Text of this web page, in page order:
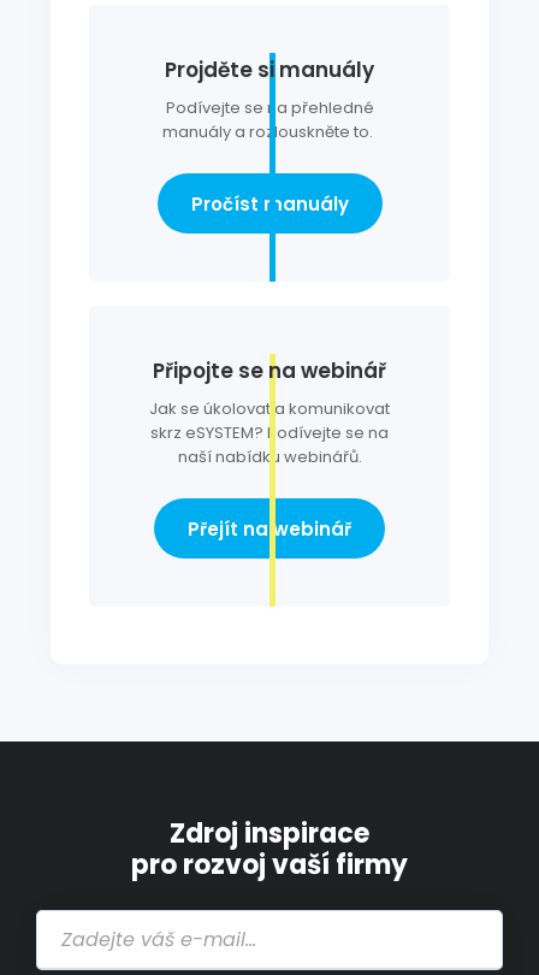
Projděte si manuály
Podívejte se na přehledné
manuály a rozlouskněte to.
Pročíst manuály
Připojte se na webinář
Jak se úkolovat a komunikovat
skrz eSYSTEM? Podívejte se na
naší nabídku webinářů.
Přejít na webinář
Zdroj inspirace
pro rozvoj vaší firmy